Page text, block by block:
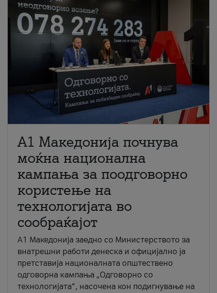
A1 Македонија почнува
моќна национална
кампања за поодговорно
користење на
технологијата во
сообраќајот
A1 Македонија заедно со Министерството за
внатрешни работи денеска и официјално ја
претставија националната општествено
одговорна кампања „Одговорно со
технологијата“, насочена кон подигнување на